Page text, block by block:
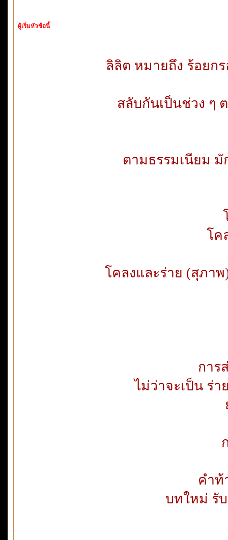
ผู้เริ่มหัวข้อนี้
ลิลิต หมายถึง ร้อยก
สลับกันเป็นช่วง ๆ
ตามธรรมเนียม มั
โค
โคลงและร่าย (สุภา
การ
ไม่ว่าจะเป็น ร่
คำท้
บทใหม่ รั